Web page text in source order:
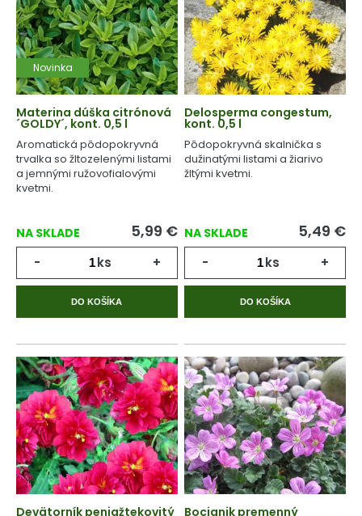
Novinka
Materina dúška citrónová
´GOLDY´, kont. 0,5 l
Aromatická pôdopokryvná
trvalka so žltozelenými listami
a jemnými ružovofialovými
kvetmi.
NA SKLADE 5,99 €
- ks +
DO KOŠÍKA
Delosperma congestum,
kont. 0,5 l
Pôdopokryvná skalnička s
dužinatými listami a žiarivo
žltými kvetmi.
NA SKLADE 5,49 €
- ks +
DO KOŠÍKA
Devätorník peniažtekovitý Bocianik premenný